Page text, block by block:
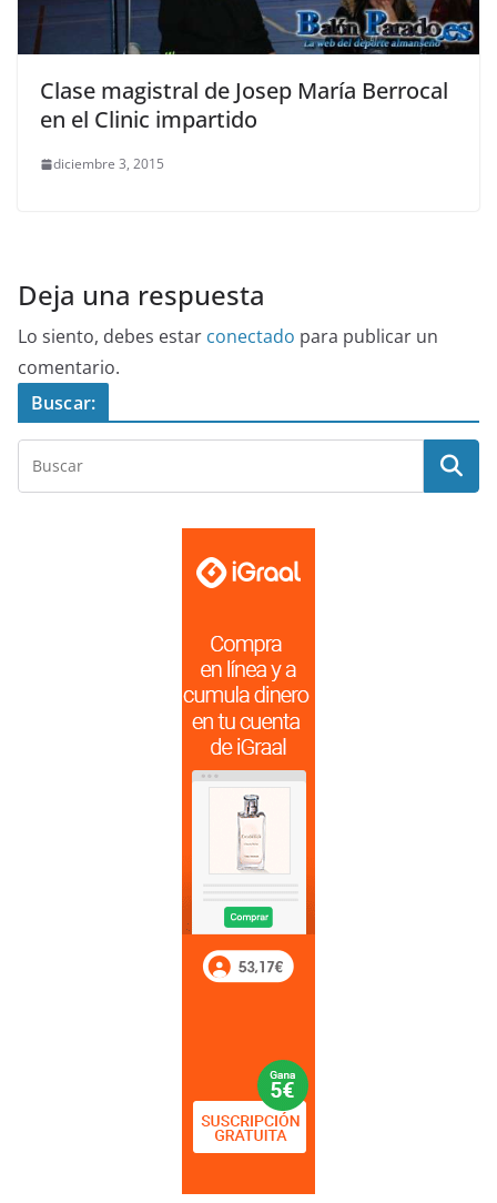
Clase magistral de Josep María Berrocal
en el Clinic impartido
diciembre 3, 2015
Deja una respuesta
Lo siento, debes estar conectado para publicar un
comentario.
Buscar: